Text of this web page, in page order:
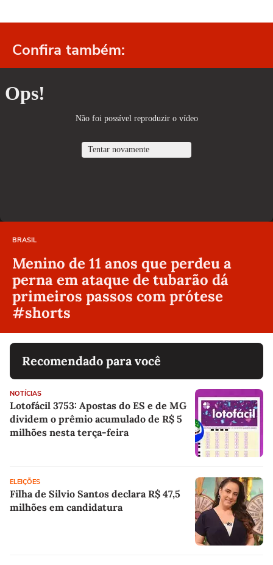
Confira também:
BRASIL
Menino de 11 anos que perdeu a
perna em ataque de tubarão dá
primeiros passos com prótese
#shorts
Recomendado para você
NOTÍCIAS
Lotofácil 3753: Apostas do ES e de MG
dividem o prêmio acumulado de R$ 5
milhões nesta terça-feira
ELEIÇÕES
Filha de Silvio Santos declara R$ 47,5
milhões em candidatura